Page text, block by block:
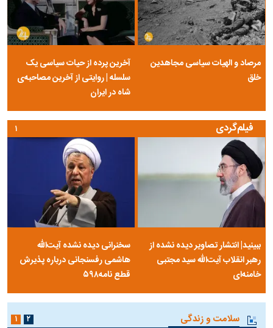
مرصاد و الهیات سیاسی مجاهدین
خلق
آخرین پرده از حیات سیاسی یک
سلسله | روایتی از آخرین مصاحبه‌ی
شاه در ایران
فیلم‌گردی
ببینید| انتشار تصاویر دیده نشده از
رهبر انقلاب آیت‌الله سید مجتبی
خامنه‌ای
سخنرانی دیده نشده آیت‌الله
هاشمی رفسنجانی درباره پذیرش
قطع نامه۵۹۸
۱
سلامت و زندگی ۱ ۲